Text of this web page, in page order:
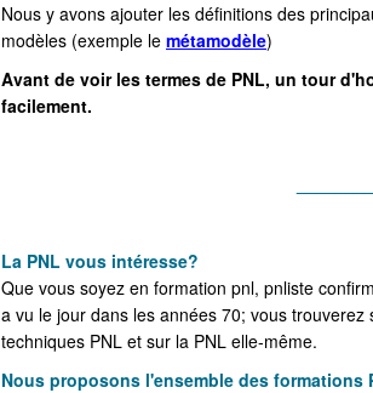
Nous y avons ajouter les définitions des
modèles (exemple le métamodèle)
Avant de voir les termes de PNL, un tour
facilement.
La PNL vous intéresse?
Que vous soyez en formation pnl, pnliste
a vu le jour dans les années 70; vous
techniques PNL et sur la PNL elle-même.
Nous proposons l'ensemble des formations